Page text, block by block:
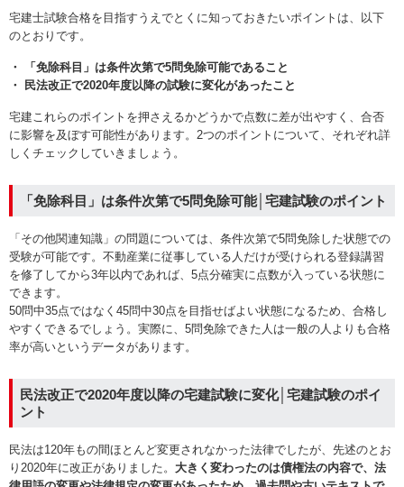
宅建士試験合格を目指すうえでとくに知っておきたいポイントは、以下
のとおりです。
・ 「免除科目」は条件次第で5問免除可能であること
・ 民法改正で2020年度以降の試験に変化があったこと
宅建これらのポイントを押さえるかどうかで点数に差が出やすく、合否
に影響を及ぼす可能性があります。2つのポイントについて、それぞれ詳
しくチェックしていきましょう。
「免除科目」は条件次第で5問免除可能│宅建試験のポイント
「その他関連知識」の問題については、条件次第で5問免除した状態での
受験が可能です。不動産業に従事している人だけが受けられる登録講習
を修了してから3年以内であれば、5点分確実に点数が入っている状態に
できます。
50問中35点ではなく45問中30点を目指せばよい状態になるため、合格し
やすくできるでしょう。実際に、5問免除できた人は一般の人よりも合格
率が高いというデータがあります。
民法改正で2020年度以降の宅建試験に変化│宅建試験のポイ
ント
民法は120年もの間ほとんど変更されなかった法律でしたが、先述のとお
り2020年に改正がありました。 大きく変わったのは債権法の内容で、法